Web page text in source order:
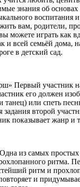
знания об
воспитания и
вам, родители,
можете играть как
и всей семьёй дома,
в детский сад.
Первый участник
его должен
танец) или спеть
второй
показывает жанр и
из самых
ритма.
ритм и
и